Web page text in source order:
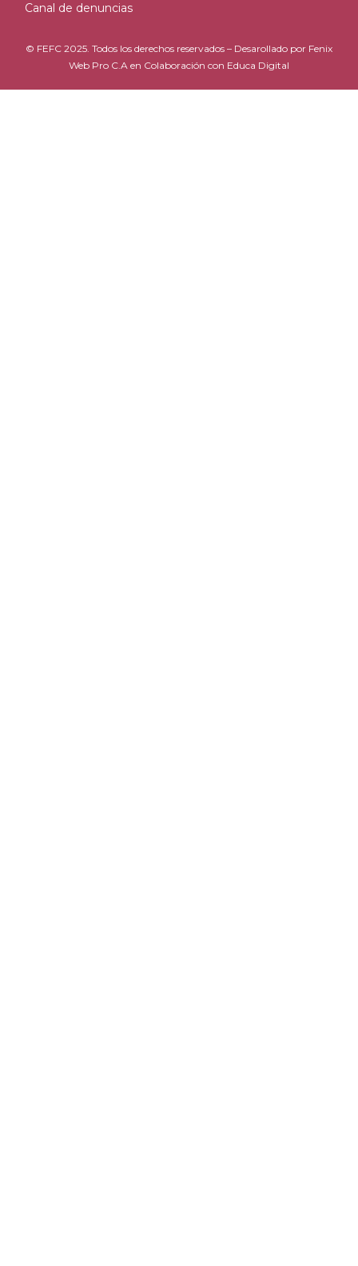
© FEFC 2025. Todos los derechos reservados – Desarollado por Fenix
Web Pro C.A en Colaboración con Educa Digital
Canal de denuncias